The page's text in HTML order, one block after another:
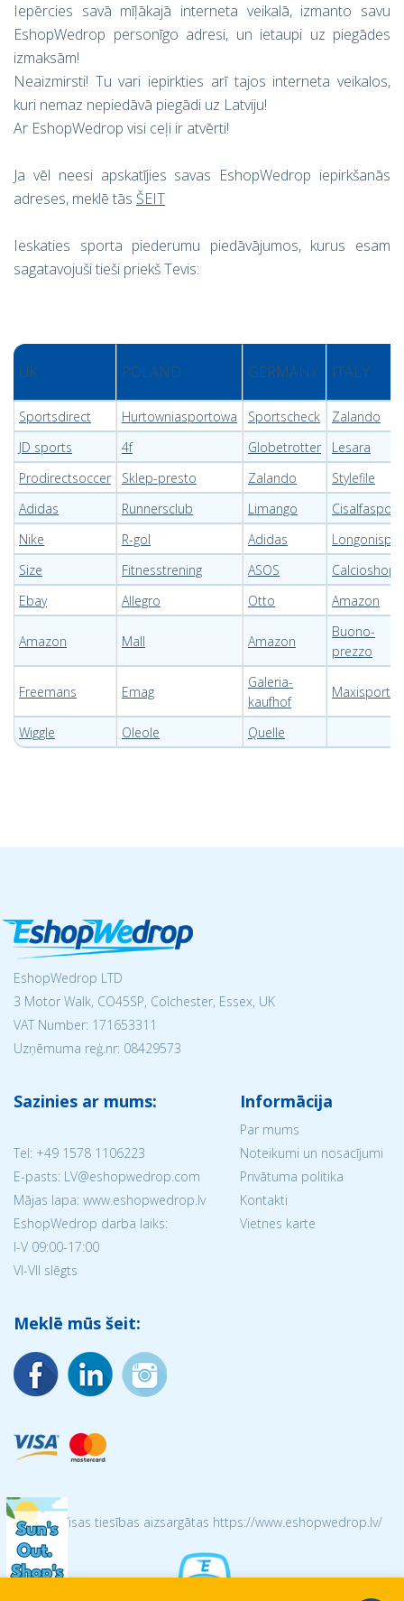
Iepērcies savā mīļākajā interneta veikalā, izmanto savu
EshopWedrop personīgo adresi, un ietaupi uz piegādes
izmaksām!
Neaizmirsti! Tu vari iepirkties arī tajos interneta veikalos,
kuri nemaz nepiedāvā piegādi uz Latviju!
Ar EshopWedrop visi ceļi ir atvērti!
Ja vēl neesi apskatījies savas EshopWedrop iepirkšanās
adreses, meklē tās ŠEIT
Ieskaties sporta piederumu piedāvājumos, kurus esam
sagatavojuši tieši priekš Tevis:
UK POLAND GERMANY ITALY
Sportsdirect Hurtowniasportowa Sportscheck
Zalando
JD sports
4f Globetrotter
Lesara
Prodirectsoccer
Sklep-presto Zalando
Stylefile
Adidas
Runnersclub Limango
Cisalfasport
Nike
R-gol Adidas
Size
Fitnesstrening ASOS
Calcioshop
Ebay
Allegro Otto Amazon
Amazon Mall Amazon
Buono-
prezzo
Freemans Emag
Galeria-
kaufhof
Maxisport
Wiggle Oleole Quelle
EshopWedrop LTD
3 Motor Walk, CO45SP, Colchester, Essex, UK
VAT Number: 171653311
Uzņēmuma reģ.nr: 08429573
Sazinies ar mums:
Tel: +49 1578 1106223
E-pasts: LV@eshopwedrop.com
Mājas lapa: www.eshopwedrop.lv
EshopWedrop darba laiks:
I-V 09:00-17:00
VI-VII slēgts
Informācija
Par mums
Noteikumi un nosacījumi
Privātuma politika
Kontakti
Vietnes karte
Meklē mūs šeit:
© 2026 Visas tiesības aizsargātas https://www.eshopwedrop.lv/